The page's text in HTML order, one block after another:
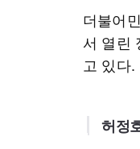
더불어
서 열린
고 있다.
허정